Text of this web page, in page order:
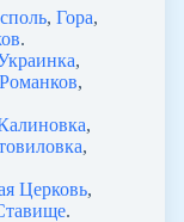
, Гора,
.
,
Романков,
,
,
Церковь,
.